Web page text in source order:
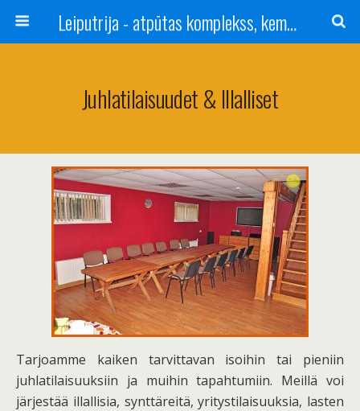
Leiputrija - atpūtas komplekss, kempings, viesu nams pie Rīgas / Camping, caravan site, bed and breakfast near Riga / Camping, caravanas, bungalows Letonia / Campingplatz, Caravanpark, Zimmer in Lettland / Kемпинг и гостевой дом к Риги
Juhlatilaisuudet & Illalliset
Tarjoamme kaiken tarvittavan isoihin tai pieniin
juhlatilaisuuksiin ja muihin tapahtumiin. Meillä voi
järjestää illallisia, synttäreitä, yritystilaisuuksia, lasten